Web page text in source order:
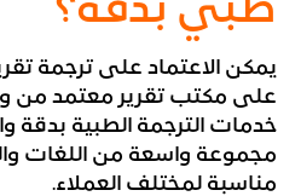
طبي بدقة؟
يمكن الاعتماد على ترجمة
على مكتب تقرير معتمد من
خدمات الترجمة الطبية بدقة
مجموعة واسعة من اللغات
مناسبة لمختلف العملاء.